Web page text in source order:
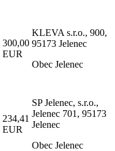
300,00
EUR
KLEVA s.r.o., 900,
95173 Jelenec
Obec Jelenec
234,41
EUR
SP Jelenec, s.r.o.,
Jelenec 701, 95173
Jelenec
Obec Jelenec